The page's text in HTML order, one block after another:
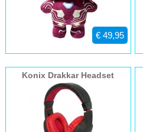
€ 49,95
Konix Drakkar Headset
Hoofdband Zwart, Rood